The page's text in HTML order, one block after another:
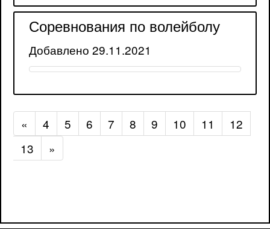
Соревнования по волейболу
Добавлено 29.11.2021
« 4 5 6 7 8 9 10 11
12
13
»